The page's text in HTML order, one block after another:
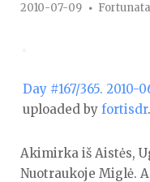
2010-07-09
Day #167/365. 2010-
uploaded by fortisdr.
Akimirka iš Aistės,
Nuotraukoje Miglė.